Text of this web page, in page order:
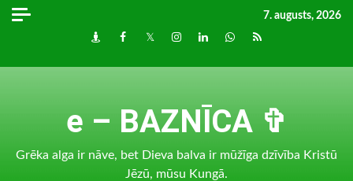
Skip
7. augusts, 2026
DraugiemFacebook
TwitterInstagram
LinkedInwhatsapp
RSS
e – BAZNĪCA ✞
Grēka alga ir nāve, bet Dieva balva ir mūžīga dzīvība Kristū
Jēzū, mūsu Kungā.